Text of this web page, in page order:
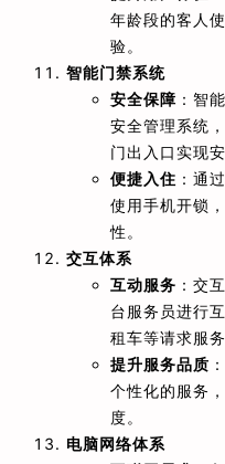
年龄段的客人
验。
智能门禁系统
安全保障 ：智
安全管理系统
门出入口实现
便捷入住 ：通
使用手机开锁
性。
交互体系
互动服务 ：交
台服务员进行
租车等请求服务
提升服务品质
个性化的服务
度。
电脑网络体系